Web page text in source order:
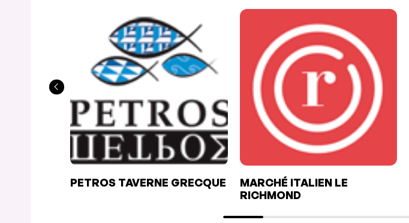
PETROS TAVERNE GRECQUE
MARCHÉ ITALIEN LE
RICHMOND